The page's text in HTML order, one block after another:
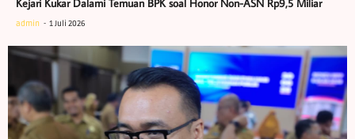
Kejari Kukar Dalami Temuan BPK soal Honor Non-ASN Rp9,5 Miliar
admin 1 Juli 2026